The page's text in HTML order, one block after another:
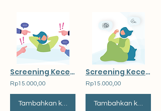
Screening Kecenderungan Stres (Tertekan)
Rp15.000,00
Tambahkan ke Keranjang
Screening Kecenderungan Kesepian
Rp15.000,00
Tambahkan ke